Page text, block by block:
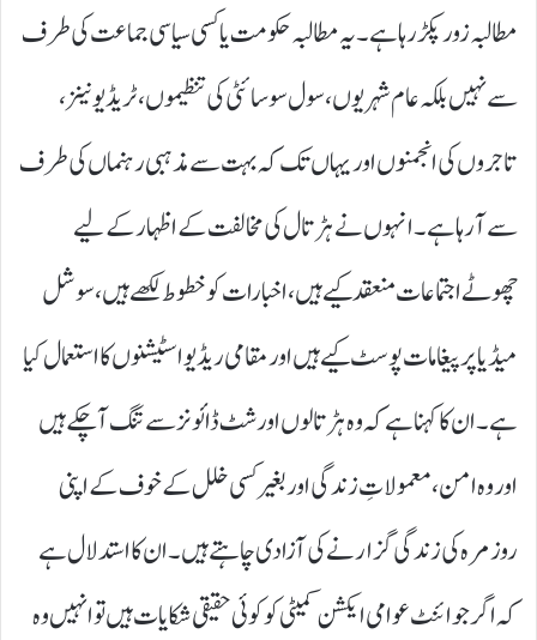
مطالبہ زور پکڑ رہا ہے۔ یہ مطالبہ حکومت یا کسی سیاسی جماعت کی طرف
سے نہیں بلکہ عام شہریوں، سول سوسائٹی کی تنظیموں، ٹریڈ یونینز،
تاجروں کی انجمنوں اور یہاں تک کہ بہت سے مذہبی رہنماں کی طرف
سے آ رہا ہے۔ انہوں نے ہڑتال کی مخالفت کے اظہار کے لیے
چھوٹے اجتماعات منعقد کیے ہیں، اخبارات کو خطوط لکھے ہیں، سوشل
میڈیا پر پیغامات پوسٹ کیے ہیں اور مقامی ریڈیو اسٹیشنوں کا استعمال کیا
ہے۔ ان کا کہنا ہے کہ وہ ہڑتالوں اور شٹ ڈائونز سے تنگ آ چکے ہیں
اور وہ امن، معمولاتِ زندگی اور بغیر کسی خلل کے خوف کے اپنی
روزمرہ کی زندگی گزارنے کی آزادی چاہتے ہیں۔ ان کا استدلال ہے
کہ اگر جوائنٹ عوامی ایکشن کمیٹی کو کوئی حقیقی شکایات ہیں تو انہیں وہ